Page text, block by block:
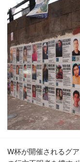
W杯が開催されるグ